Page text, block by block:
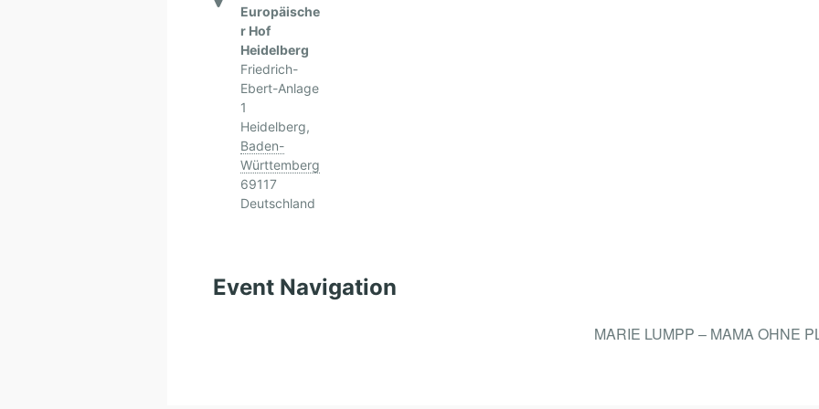
Europäische
r Hof
Heidelberg
Friedrich-
Ebert-Anlage
1
Heidelberg,
Baden-
Württemberg
69117
Deutschland
Event Navigation
MARIE LUMPP – MAMA OHNE